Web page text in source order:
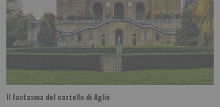
Il fantasma del castello di Agliè